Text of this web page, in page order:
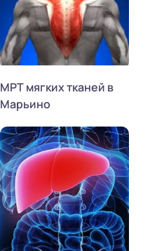
МРТ мягких тканей в
Марьино